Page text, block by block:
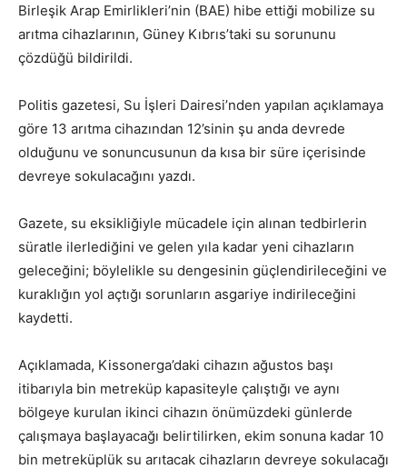
Birleşik Arap Emirlikleri’nin (BAE) hibe ettiği mobilize su
arıtma cihazlarının, Güney Kıbrıs’taki su sorununu
çözdüğü bildirildi.
Politis gazetesi, Su İşleri Dairesi’nden yapılan açıklamaya
göre 13 arıtma cihazından 12’sinin şu anda devrede
olduğunu ve sonuncusunun da kısa bir süre içerisinde
devreye sokulacağını yazdı.
Gazete, su eksikliğiyle mücadele için alınan tedbirlerin
süratle ilerlediğini ve gelen yıla kadar yeni cihazların
geleceğini; böylelikle su dengesinin güçlendirileceğini ve
kuraklığın yol açtığı sorunların asgariye indirileceğini
kaydetti.
Açıklamada, Kissonerga’daki cihazın ağustos başı
itibarıyla bin metreküp kapasiteyle çalıştığı ve aynı
bölgeye kurulan ikinci cihazın önümüzdeki günlerde
çalışmaya başlayacağı belirtilirken, ekim sonuna kadar 10
bin metreküplük su arıtacak cihazların devreye sokulacağı